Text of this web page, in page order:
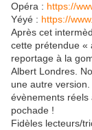
Opéra : https://
Yéyé : https://
Après cet
cette prétendue «
reportage à la
Albert Londres.
une autre
évènements réels
pochade !
Fidèles lecteurs/